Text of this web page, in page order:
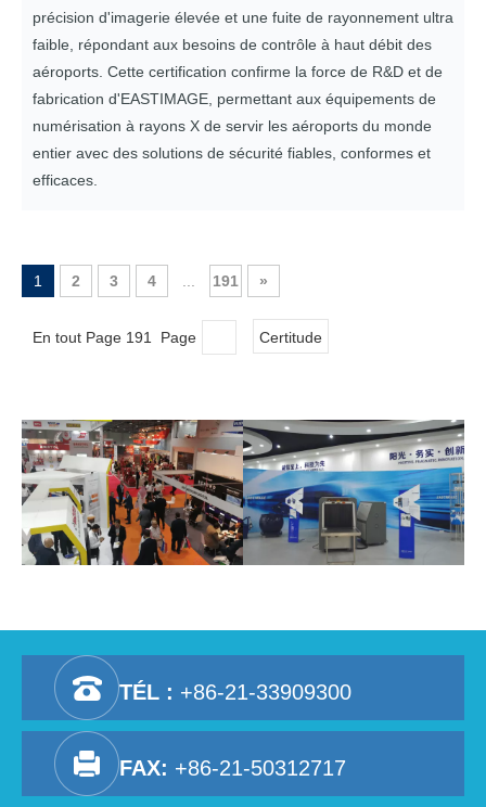
précision d'imagerie élevée et une fuite de rayonnement ultra
faible, répondant aux besoins de contrôle à haut débit des
aéroports. Cette certification confirme la force de R&D et de
fabrication d'EASTIMAGE, permettant aux équipements de
numérisation à rayons X de servir les aéroports du monde
entier avec des solutions de sécurité fiables, conformes et
efficaces.
1 2 3 4 191 »
En tout Page 191 Page Certitude
TÉL : +86-21-33909300
FAX: +86-21-50312717